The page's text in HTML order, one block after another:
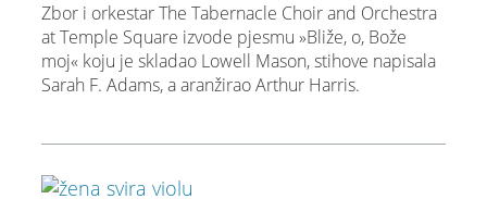
Zbor i orkestar The Tabernacle Choir and Orchestra
at Temple Square izvode pjesmu »Bliže, o, Bože
moj« koju je skladao Lowell Mason, stihove napisala
Sarah F. Adams, a aranžirao Arthur Harris.